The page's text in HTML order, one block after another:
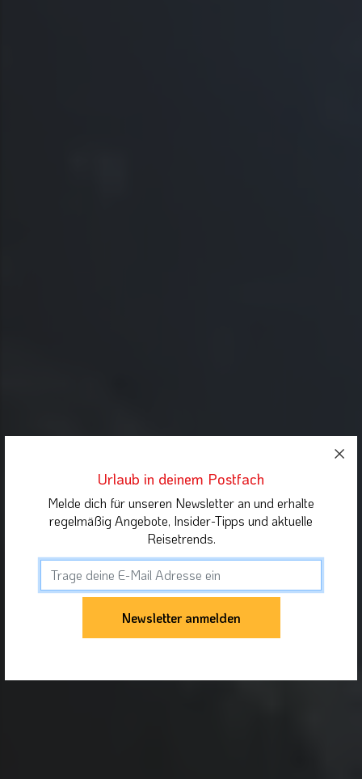
Urlaub in deinem Postfach
Melde dich für unseren Newsletter an und erhalte
regelmäßig Angebote, Insider-Tipps und aktuelle
Reisetrends.